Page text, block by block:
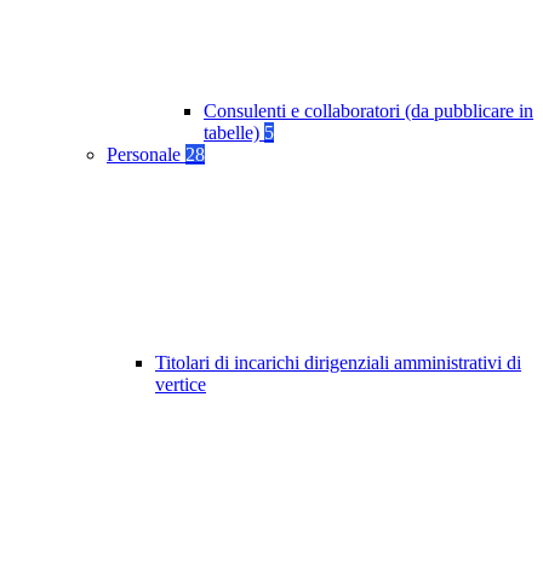
Consulenti e collaboratori (da pubblicare in
tabelle) 5
Personale 28
Titolari di incarichi dirigenziali amministrativi di
vertice